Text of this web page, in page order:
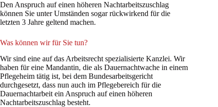
Den Anspruch auf einen höheren Nachtarbeitszuschlag
können Sie unter Umständen sogar rückwirkend für die
letzten 3 Jahre geltend machen.
Was können wir für Sie tun?
Wir sind eine auf das Arbeitsrecht spezialisierte Kanzlei. Wir
haben für eine Mandantin, die als Dauernachtwache in einem
Pflegeheim tätig ist, bei dem Bundesarbeitsgericht
durchgesetzt, dass nun auch im Pflegebereich für die
Dauernachtarbeit ein Anspruch auf einen höheren
Nachtarbeitszuschlag besteht.